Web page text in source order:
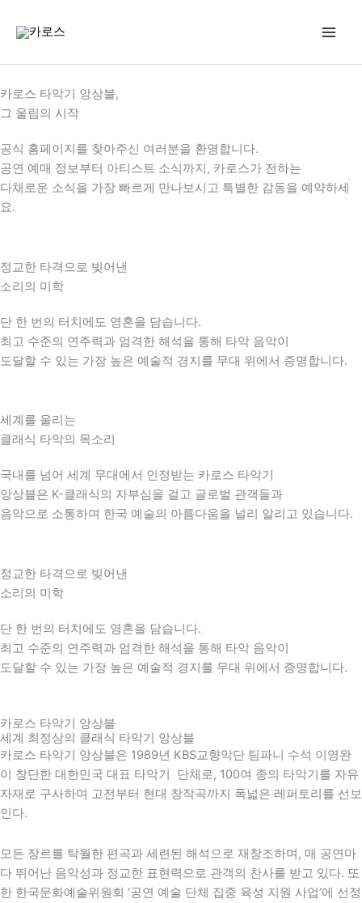
로
건
너
기
카로스 타악기 앙상블,
그 울림의 시작
공식 홈페이지를 찾아주신 여러분을 환영합니다.
공연 예매 정보부터 아티스트 소식까지, 카로스가 전하는
다채로운 소식을 가장 빠르게 만나보시고 특별한 감동을 예약하세
요.
정교한 타격으로 빚어낸
소리의 미학
단 한 번의 터치에도 영혼을 담습니다.
최고 수준의 연주력과 엄격한 해석을 통해 타악 음악이
도달할 수 있는 가장 높은 예술적 경지를 무대 위에서 증명합니다.
세계를 울리는
클래식 타악의 목소리
국내를 넘어 세계 무대에서 인정받는 카로스 타악기
앙상블은 K-클래식의 자부심을 걸고 글로벌 관객들과
음악으로 소통하며 한국 예술의 아름다움을 널리 알리고 있습니다.
정교한 타격으로 빚어낸
소리의 미학
단 한 번의 터치에도 영혼을 담습니다.
최고 수준의 연주력과 엄격한 해석을 통해 타악 음악이
도달할 수 있는 가장 높은 예술적 경지를 무대 위에서 증명합니다.
카로스 타악기 앙상블
세계 최정상의 클래식 타악기 앙상블
카로스 타악기 앙상블은 1989년 KBS교향악단 팀파니 수석 이영완
이 창단한 대한민국 대표 타악기 단체로, 100여 종의 타악기를 자유
자재로 구사하며 고전부터 현대 창작곡까지 폭넓은 레퍼토리를 선보
인다.
모든 장르를 탁월한 편곡과 세련된 해석으로 재창조하며, 매 공연마
다 뛰어난 음악성과 정교한 표현력으로 관객의 찬사를 받고 있다. 또
한 한국문화예술위원회 ‘공연 예술 단체 집중 육성 지원 사업’에 선정